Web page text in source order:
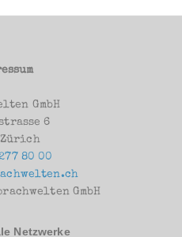
GmbH
6
Zürich
80 00
GmbH
Netzwerke